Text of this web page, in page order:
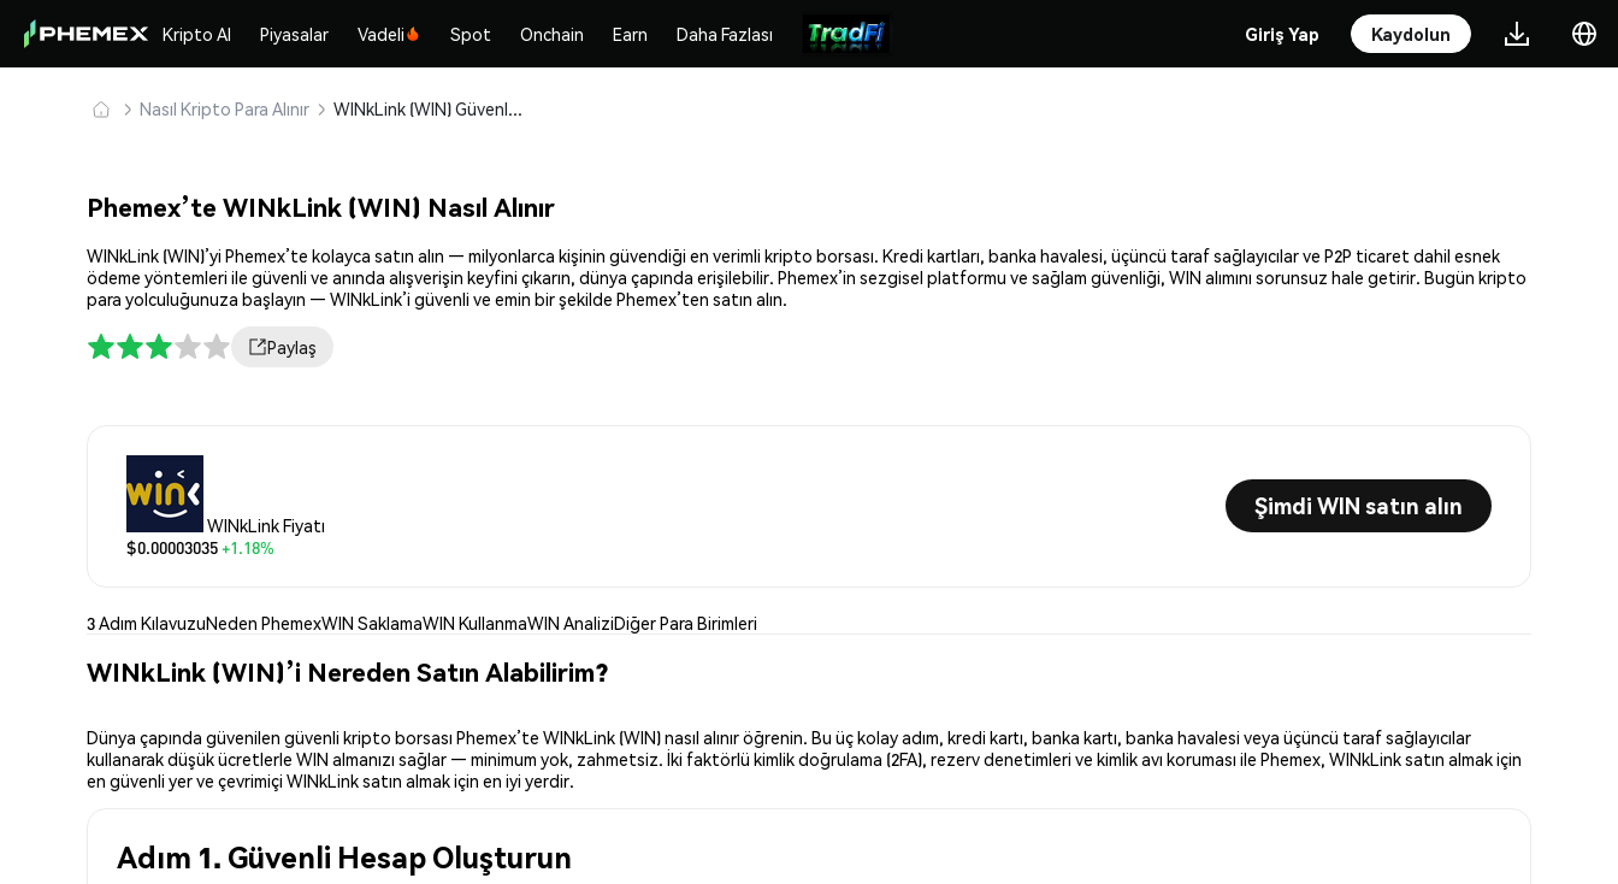
Kripto Al Piyasalar Vadeli Spot Onchain Earn Daha Fazlası Giriş Yap Kaydolun
Nasıl Kripto Para Alınır WINkLink (WIN) Güvenle Satın Alın ve Saklayın
Phemex’te WINkLink (WIN) Nasıl Alınır
WINkLink (WIN)’yi Phemex’te kolayca satın alın — milyonlarca kişinin güvendiği en verimli kripto borsası. Kredi kartları, banka havalesi, üçüncü taraf sağlayıcılar ve P2P ticaret dahil esnek
ödeme yöntemleri ile güvenli ve anında alışverişin keyfini çıkarın, dünya çapında erişilebilir. Phemex’in sezgisel platformu ve sağlam güvenliği, WIN alımını sorunsuz hale getirir. Bugün kripto
para yolculuğunuza başlayın — WINkLink’i güvenli ve emin bir şekilde Phemex’ten satın alın.
Paylaş
WINkLink Fiyatı
$0.00003035+1.18%
Şimdi WIN satın alın
3 Adım KılavuzuNeden PhemexWIN SaklamaWIN KullanmaWIN AnaliziDiğer Para Birimleri
WINkLink (WIN)’i Nereden Satın Alabilirim?
Dünya çapında güvenilen güvenli kripto borsası Phemex’te WINkLink (WIN) nasıl alınır öğrenin. Bu üç kolay adım, kredi kartı, banka kartı, banka havalesi veya üçüncü taraf sağlayıcılar
kullanarak düşük ücretlerle WIN almanızı sağlar — minimum yok, zahmetsiz. İki faktörlü kimlik doğrulama (2FA), rezerv denetimleri ve kimlik avı koruması ile Phemex, WINkLink satın almak için
en güvenli yer ve çevrimiçi WINkLink satın almak için en iyi yerdir.
Adım 1. Güvenli Hesap Oluşturun